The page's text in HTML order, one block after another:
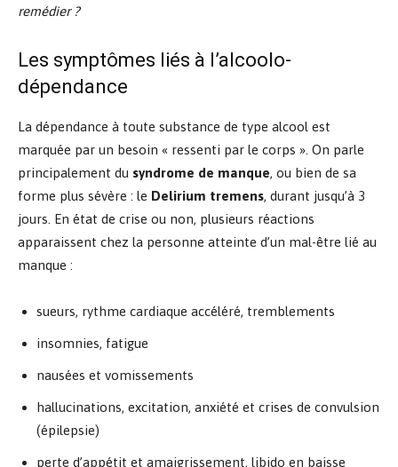
remédier ?
Les symptômes liés à l’alcoolo-
dépendance
La dépendance à toute substance de type alcool est
marquée par un besoin « ressenti par le corps ». On parle
principalement du syndrome de manque, ou bien de sa
forme plus sévère : le Delirium tremens, durant jusqu’à 3
jours. En état de crise ou non, plusieurs réactions
apparaissent chez la personne atteinte d’un mal-être lié au
manque :
sueurs, rythme cardiaque accéléré, tremblements
insomnies, fatigue
nausées et vomissements
hallucinations, excitation, anxiété et crises de convulsion
(épilepsie)
perte d’appétit et amaigrissement, libido en baisse